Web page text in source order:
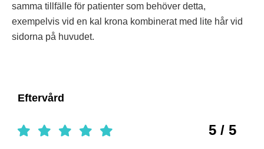
samma tillfälle för patienter som behöver detta,
exempelvis vid en kal krona kombinerat med lite hår vid
sidorna på huvudet.
Eftervård
5 / 5